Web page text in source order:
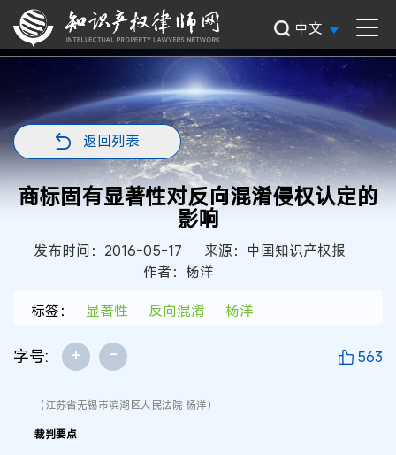
中文
返回列表
商标固有显著性对反向混淆侵权认定的
影响
发布时间：2016-05-17
来源：中国知识产权报
作者：杨洋
标签：
显著性 反向混淆 杨洋
字号: + - 563
（江苏省无锡市滨湖区人民法院 杨洋）
裁判要点